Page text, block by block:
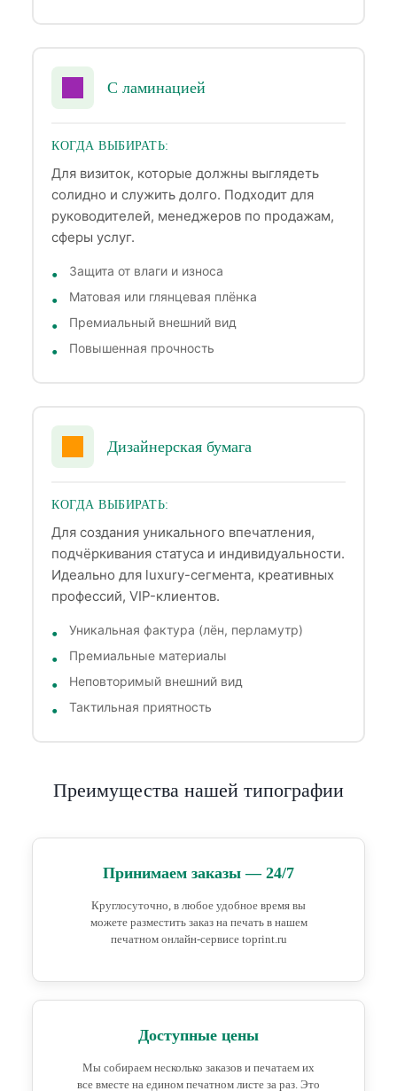
С ламинацией
КОГДА ВЫБИРАТЬ:
Для визиток, которые должны выглядеть
солидно и служить долго. Подходит для
руководителей, менеджеров по продажам,
сферы услуг.
Защита от влаги и износа
Матовая или глянцевая плёнка
Премиальный внешний вид
Повышенная прочность
Дизайнерская бумага
КОГДА ВЫБИРАТЬ:
Для создания уникального впечатления,
подчёркивания статуса и индивидуальности.
Идеально для luxury-сегмента, креативных
профессий, VIP-клиентов.
Уникальная фактура (лён, перламутр)
Премиальные материалы
Неповторимый внешний вид
Тактильная приятность
Преимущества нашей типографии
Принимаем заказы — 24/7
Круглосуточно, в любое удобное время вы
можете разместить заказ на печать в нашем
печатном онлайн-сервисе toprint.ru
Доступные цены
Мы собираем несколько заказов и печатаем их
все вместе на едином печатном листе за раз. Это